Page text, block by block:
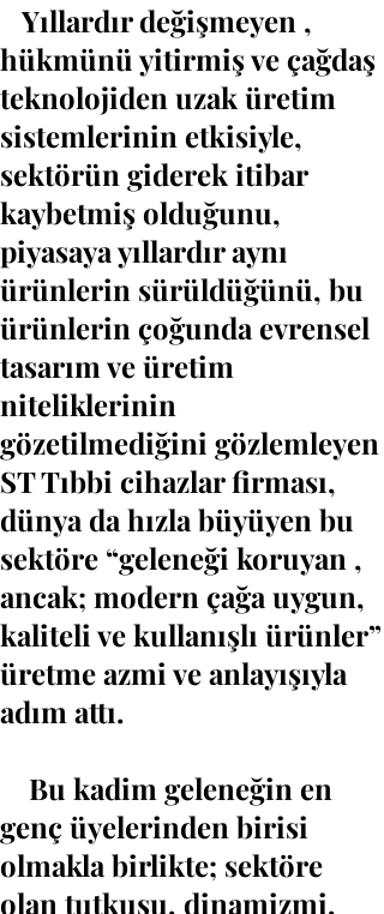
Yıllardır değişmeyen ,
hükmünü yitirmiş ve çağdaş
teknolojiden uzak üretim
sistemlerinin etkisiyle,
sektörün giderek itibar
kaybetmiş olduğunu,
piyasaya yıllardır aynı
ürünlerin sürüldüğünü, bu
ürünlerin çoğunda evrensel
tasarım ve üretim
niteliklerinin
gözetilmediğini gözlemleyen
ST Tıbbi cihazlar firması,
dünya da hızla büyüyen bu
sektöre “geleneği koruyan ,
ancak; modern çağa uygun,
kaliteli ve kullanışlı ürünler”
üretme azmi ve anlayışıyla
adım attı.
Bu kadim geleneğin en
genç üyelerinden birisi
olmakla birlikte; sektöre
olan tutkusu, dinamizmi,